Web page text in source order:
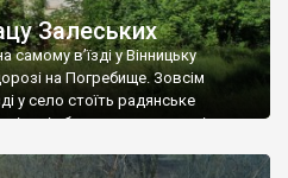
Залеських
в’їзді у Вінницьку
на Погребище. Зовсім
у село стоїть радянське
і яблуню, а трохи далі, десь
колії у траві – […]